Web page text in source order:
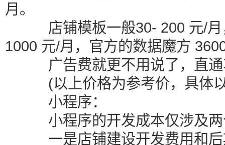
月。
店铺模板一般30- 200 元/月
1000 元/月，官方的数据魔方
广告费就更不用说了，直通
(以上价格为参考价，具体
小程序：
小程序的开发成本仅涉及两
一是店铺建设开发费用和后